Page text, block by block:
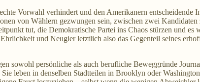
Vorwahl verhindert und den Amerikanern entscheidende
von Wählern gezwungen sein, zwischen zwei Kandidaten
tut, die Demokratische Partei ins Chaos stürzen und es
und Neugier letztlich also das Gegenteil seines
sowohl persönliche als auch berufliche Beweggründe
leben in denselben Stadtteilen in Brooklyn oder